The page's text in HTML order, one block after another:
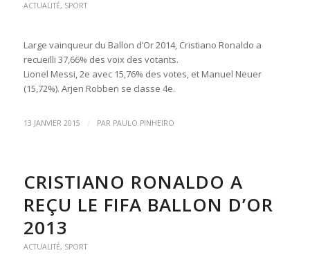
ACTUALITÉ, SPORT
Large vainqueur du Ballon d’Or 2014, Cristiano Ronaldo a
recueilli 37,66% des voix des votants.
Lionel Messi, 2e avec 15,76% des votes, et Manuel Neuer
(15,72%). Arjen Robben se classe 4e.
13 JANVIER 2015 / PAR PAULO PINHEIRO
CRISTIANO RONALDO A
REÇU LE FIFA BALLON D’OR
2013
ACTUALITÉ, SPORT